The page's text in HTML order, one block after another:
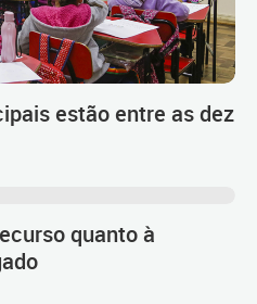
estão entre as dez
quanto à